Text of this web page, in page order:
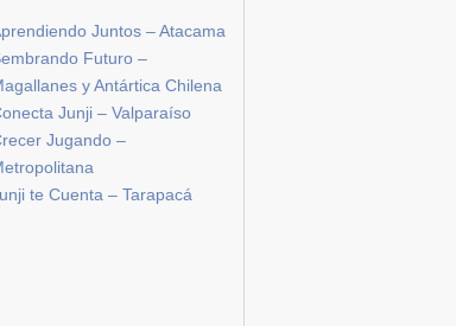
Juntos – Atacama
Futuro –
y Antártica Chilena
Junji – Valparaíso
Jugando –
te Cuenta – Tarapacá